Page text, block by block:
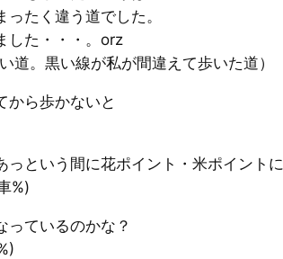
たく違う道でした。
した・・・。orz
道。黒い線が私が間違えて歩いた道）
から歩かないと
っという間に花ポイント・米ポイントに
%)
っているのかな？